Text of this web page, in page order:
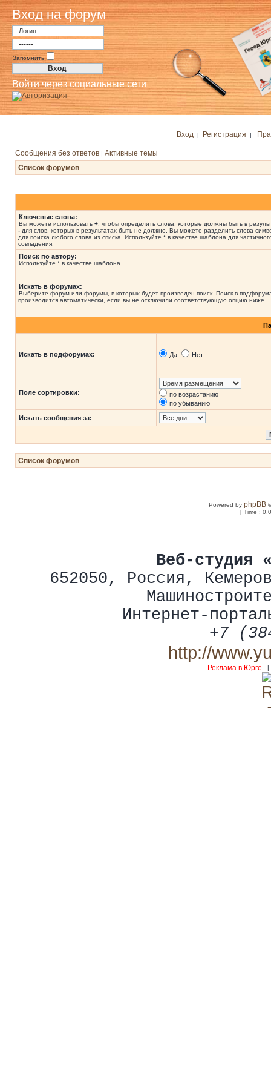
Вход на форум
Запомнить
Войти через социальные сети
Вход | Регистрация |
Сообщения без ответов | Активные темы
Список форумов
Ключевые слова:
Вы можете использовать + , чтобы определить слова, которые должны быть в
- для слов, которых в результатах быть не должно. Вы можете разделить слова
для поиска любого слова из списка. Используйте * в качестве шаблона для
совпадения.
Поиск по автору:
Используйте * в качестве шаблона.
Искать в форумах:
Выберите форум или форумы, в которых будет произведен поиск. Поиск в
производится автоматически, если вы не отключили соответствующую опцию ниже.
Искать в подфорумах: Да Нет
Поле сортировки:
по возрастанию
по убыванию
Искать сообщения за:
Список форумов
Powered byphpBB
[ Time :
Веб-студия
652050, Россия ,
Интернет-
+7
http://
Реклама в Юрге